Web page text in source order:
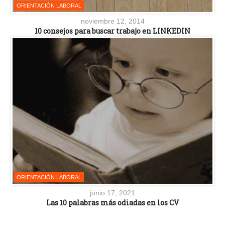
ORIENTACIÓN LABORAL
noviembre 12, 2014
10 consejos para buscar trabajo en LINKEDIN
ORIENTACIÓN LABORAL
junio 17, 2021
Las 10 palabras más odiadas en los CV